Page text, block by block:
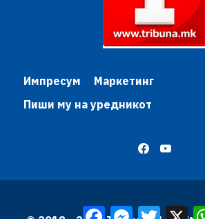
Импресум
Маркетинг
Пиши му на уредникот
FacebookMessenger
TwitterX